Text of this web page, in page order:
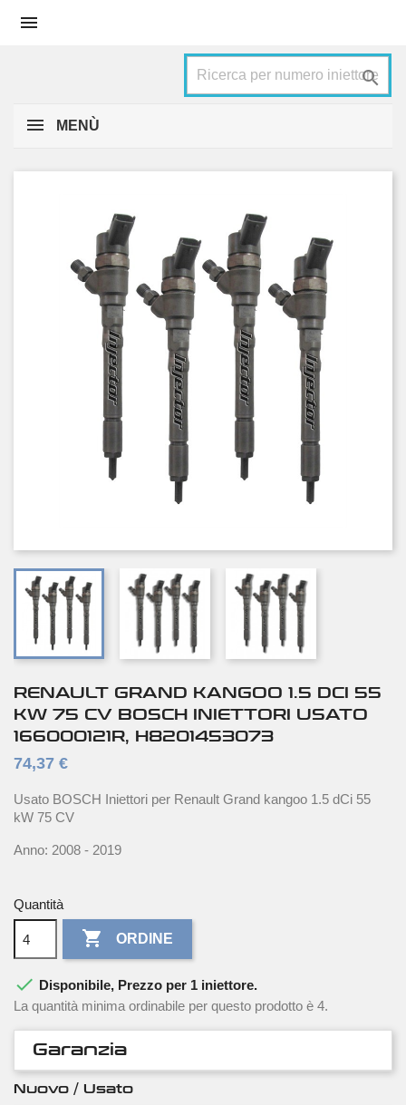


MENÙ
RENAULT GRAND KANGOO 1.5 DCI 55
KW 75 CV BOSCH INIETTORI USATO
166000121R, H8201453073
74,37 €
Usato BOSCH Iniettori per Renault Grand kangoo 1.5 dCi 55
kW 75 CV
Anno: 2008 - 2019
Quantità
 ORDINE
 Disponibile, Prezzo per 1 iniettore.
La quantità minima ordinabile per questo prodotto è 4.
Garanzia
Nuovo / Usato